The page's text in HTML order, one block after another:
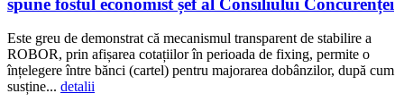
Este greu de demonstrat că mecanismul transparent de stabilire a
ROBOR, prin afișarea cotațiilor în perioada de fixing, permite o
înțelegere între bănci (cartel) pentru majorarea dobânzilor, după cum
susține... detalii